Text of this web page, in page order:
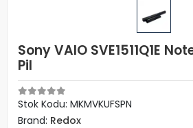
Sony VAIO SVE1511Q1E
Pil
Stok Kodu: MKMVKUFSPN
Brand: Redox